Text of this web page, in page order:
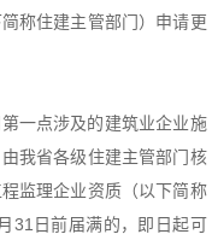
称住建主管部门）申请更
一点涉及的建筑业企业施
我省各级住建主管部门核
监理企业资质（以下简称
31日前届满的，即日起可